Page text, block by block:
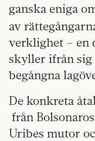
ganska eniga
av
verklighet – en
skyller ifrån
begångna
De konkreta
från
Uribes mutor